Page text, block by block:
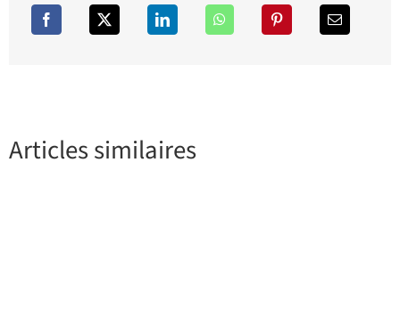
Articles similaires